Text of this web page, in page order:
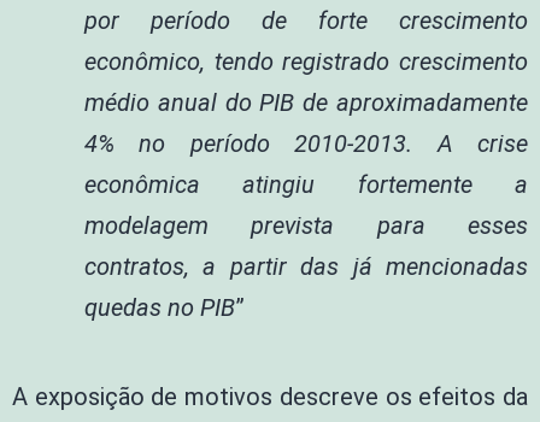
por período de forte crescimento
econômico, tendo registrado crescimento
médio anual do PIB de aproximadamente
4% no período 2010-2013. A crise
econômica atingiu fortemente a
modelagem prevista para esses
contratos, a partir das já mencionadas
quedas no PIB”
A exposição de motivos descreve os efeitos da